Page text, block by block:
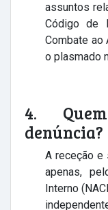
assuntos
Código de
Combate ao
o plasmado
4.
denúncia?
A receção e
apenas,
Interno